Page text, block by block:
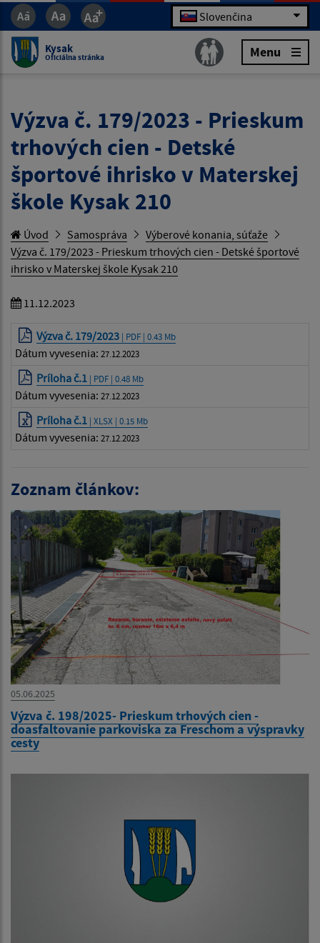
Slovenčina
Kysak
Oficiálna stránka Menu
Výzva č. 179/2023 - Prieskum
trhových cien - Detské
športové ihrisko v Materskej
škole Kysak 210
Úvod Samospráva
Výberové konania, súťaže
Výzva č. 179/2023 - Prieskum trhových cien - Detské športové
ihrisko v Materskej škole Kysak 210
11.12.2023
Výzva č. 179/2023 | PDF | 0.43 Mb
Dátum vyvesenia: 27.12.2023
Príloha č.1 | PDF | 0.48 Mb
Dátum vyvesenia: 27.12.2023
Príloha č.1 | XLSX | 0.15 Mb
Dátum vyvesenia: 27.12.2023
Zoznam článkov:
05.06.2025
Výzva č. 198/2025- Prieskum trhových cien -
doasfaltovanie parkoviska za Freschom a výspravky
cesty